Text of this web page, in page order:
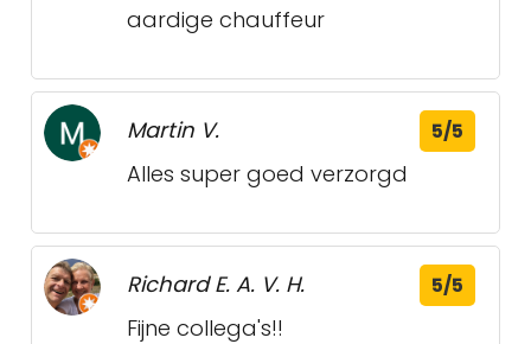
aardige chauffeur
Martin V. 5/5
Alles super goed verzorgd
Richard E. A. V. H. 5/5
Fijne collega's!!